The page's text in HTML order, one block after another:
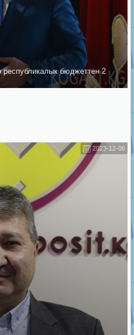
бюджеттен 2
2023-12-06